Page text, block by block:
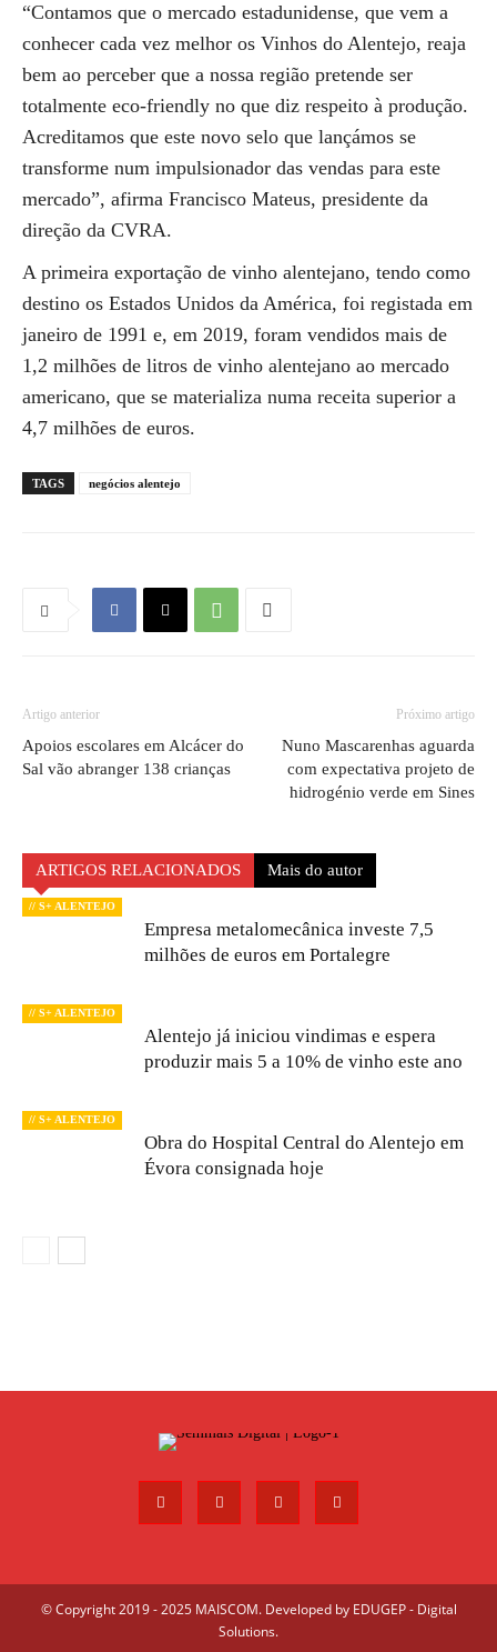
“Contamos que o mercado estadunidense, que vem a
conhecer cada vez melhor os Vinhos do Alentejo, reaja
bem ao perceber que a nossa região pretende ser
totalmente eco-friendly no que diz respeito à produção.
Acreditamos que este novo selo que lançámos se
transforme num impulsionador das vendas para este
mercado”, afirma Francisco Mateus, presidente da
direção da CVRA.
A primeira exportação de vinho alentejano, tendo como
destino os Estados Unidos da América, foi registada em
janeiro de 1991 e, em 2019, foram vendidos mais de
1,2 milhões de litros de vinho alentejano ao mercado
americano, que se materializa numa receita superior a
4,7 milhões de euros.
TAGS negócios alentejo
Artigo anterior
Apoios escolares em Alcácer do
Sal vão abranger 138 crianças
Próximo artigo
Nuno Mascarenhas aguarda
com expectativa projeto de
hidrogénio verde em Sines
ARTIGOS RELACIONADOS Mais do autor
// S+ ALENTEJO
Empresa metalomecânica investe 7,5
milhões de euros em Portalegre
// S+ ALENTEJO
Alentejo já iniciou vindimas e espera
produzir mais 5 a 10% de vinho este ano
// S+ ALENTEJO
Obra do Hospital Central do Alentejo em
Évora consignada hoje
© Copyright 2019 - 2025 MAISCOM. Developed by EDUGEP - Digital
Solutions.